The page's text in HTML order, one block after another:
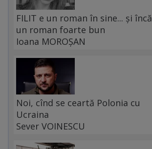
FILIT e un roman în sine... și încă
un roman foarte bun
Ioana MOROȘAN
Noi, cînd se ceartă Polonia cu
Ucraina
Sever VOINESCU